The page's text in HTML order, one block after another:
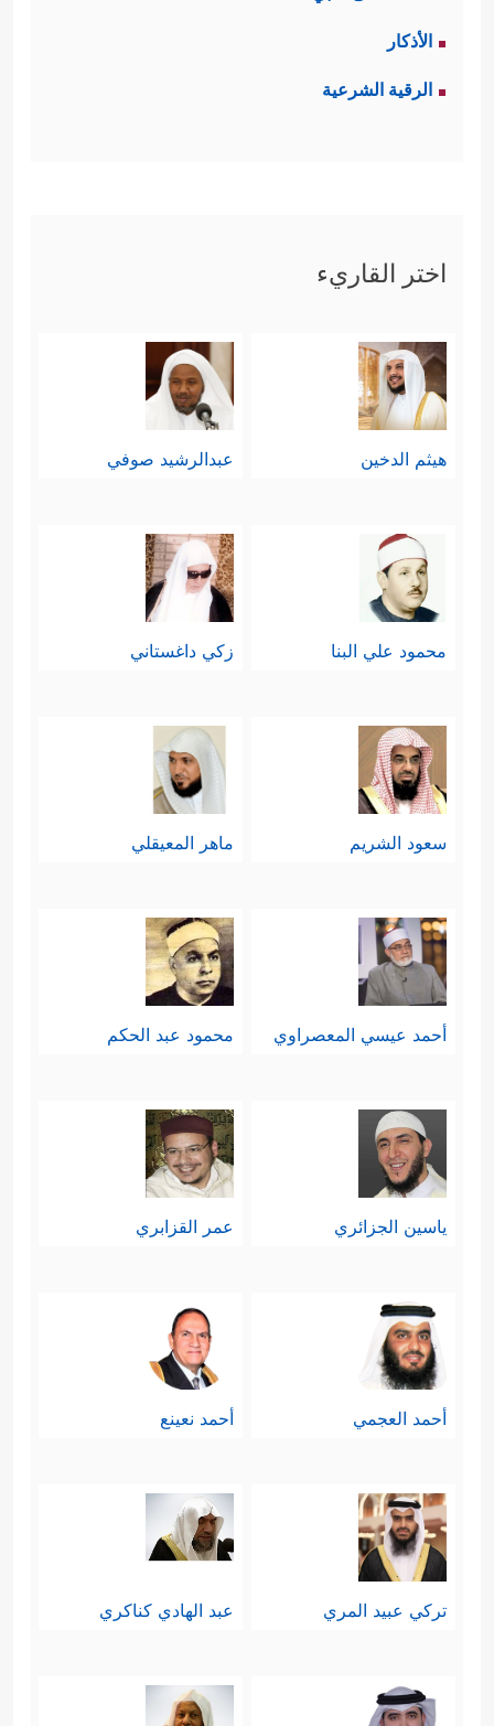
الأذكار
الرقية الشرعية
اختر القاريء
هيثم الدخين عبدالرشيد صوفي
محمود علي البنا زكي داغستاني
سعود الشريم ماهر المعيقلي
أحمد عيسي المعصراوي محمود عبد الحكم
ياسين الجزائري عمر القزابري
أحمد العجمي أحمد نعينع
تركي عبيد المري عبد الهادي كناكري